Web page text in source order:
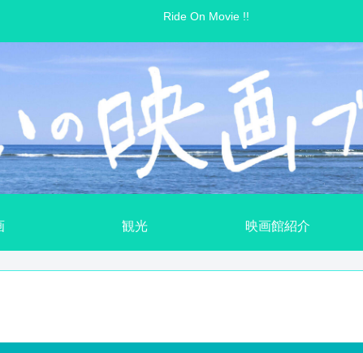
Ride On Movie !!
観光 映画館紹介